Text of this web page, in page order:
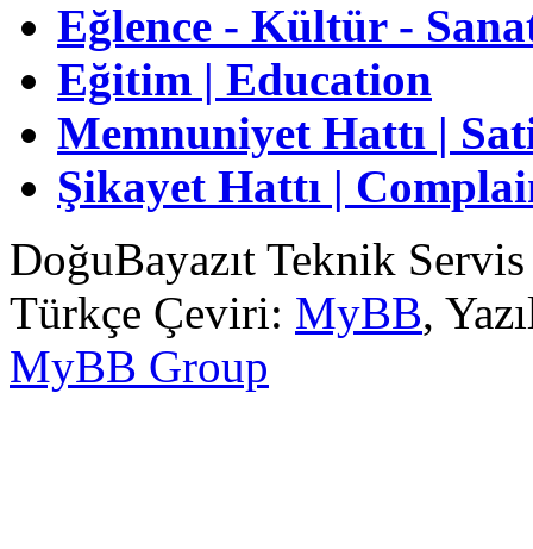
Eğlence - Kültür -
Eğitim | Education
Memnuniyet Hattı |
Şikayet Hattı |
DoğuBayazıt Teknik Servis
Türkçe Çeviri: MyBB,
MyBB Group